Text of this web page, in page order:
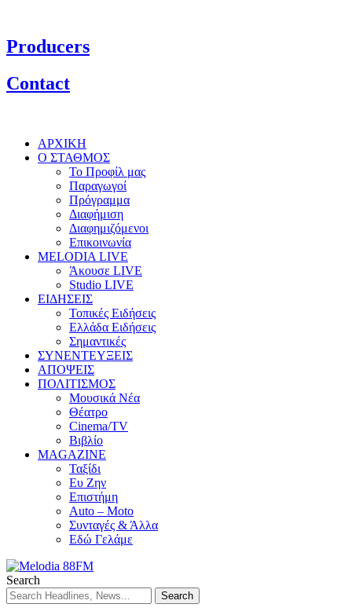
Producers
Contact
ΑΡΧΙΚΗ
Ο ΣΤΑΘΜΟΣ
Το Προφίλ μας
Παραγωγοί
Πρόγραμμα
Διαφήμιση
Διαφημιζόμενοι
Επικοινωνία
MELODIA LIVE
Άκουσε LIVE
Studio LIVE
ΕΙΔΗΣΕΙΣ
Τοπικές Ειδήσεις
Ελλάδα Ειδήσεις
Σημαντικές
ΣΥΝΕΝΤΕΥΞΕΙΣ
ΑΠΟΨΕΙΣ
ΠΟΛΙΤΙΣΜΟΣ
Μουσικά Νέα
Θέατρο
Cinema/TV
Βιβλίο
MAGAZINE
Ταξίδι
Ευ Ζην
Επιστήμη
Auto – Moto
Συνταγές & Άλλα
Εδώ Γελάμε
Search